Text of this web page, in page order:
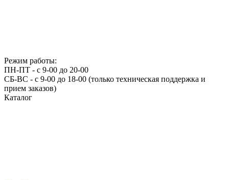
Режим работы:
ПН-ПТ - с 9-00 до 20-00
СБ-ВС - с 9-00 до 18-00 (только техническая поддержка и
прием заказов)
Каталог